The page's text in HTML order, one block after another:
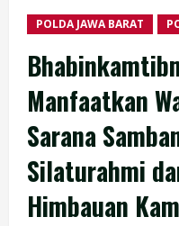
POLDA JAWA BARAT
Manfaatkan
Sarana
Silaturahmi
Himbauan